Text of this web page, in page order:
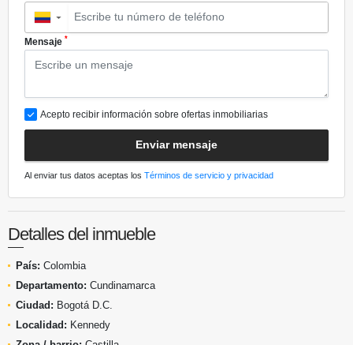
▼
Mensaje *
Acepto recibir información sobre ofertas inmobiliarias
Enviar mensaje
Al enviar tus datos aceptas los Términos de servicio y privacidad
Detalles del inmueble
País: Colombia
Departamento: Cundinamarca
Ciudad: Bogotá D.C.
Localidad: Kennedy